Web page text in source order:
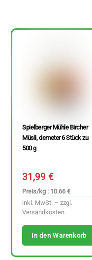
Spielberger Mühle Bircher
Müsli, demeter 6 Stück zu
500 g
31,99€
Preis/kg : 10.66 €
inkl. MwSt. – zzgl.
Versandkosten
In den Warenkorb